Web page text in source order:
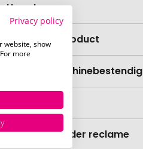
Hoogte
Biologisch product
vaatwasmachinebestendig
Levertijd zonder reclame
Privacy policy
website, show
more